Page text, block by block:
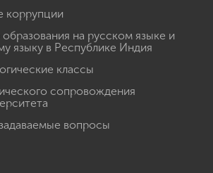
коррупции
на русском языке и
языку в Республике Индия
классы
сопровождения
вопросы